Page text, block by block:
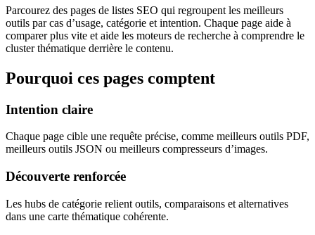
Parcourez des pages de listes SEO qui regroupent les meilleurs
outils par cas d’usage, catégorie et intention. Chaque page aide à
comparer plus vite et aide les moteurs de recherche à comprendre le
cluster thématique derrière le contenu.
Pourquoi ces pages comptent
Intention claire
Chaque page cible une requête précise, comme meilleurs outils PDF,
meilleurs outils JSON ou meilleurs compresseurs d’images.
Découverte renforcée
Les hubs de catégorie relient outils, comparaisons et alternatives
dans une carte thématique cohérente.